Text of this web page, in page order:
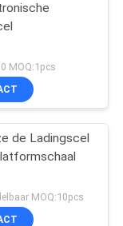
MOQ:1pcs
de Ladingscel
MOQ:10pcs